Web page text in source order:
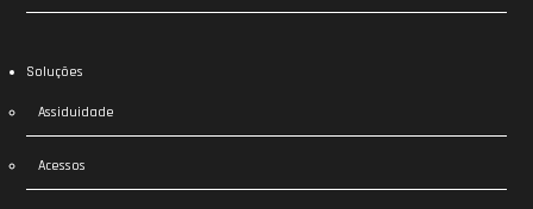
Soluções
Assiduidade
Acessos